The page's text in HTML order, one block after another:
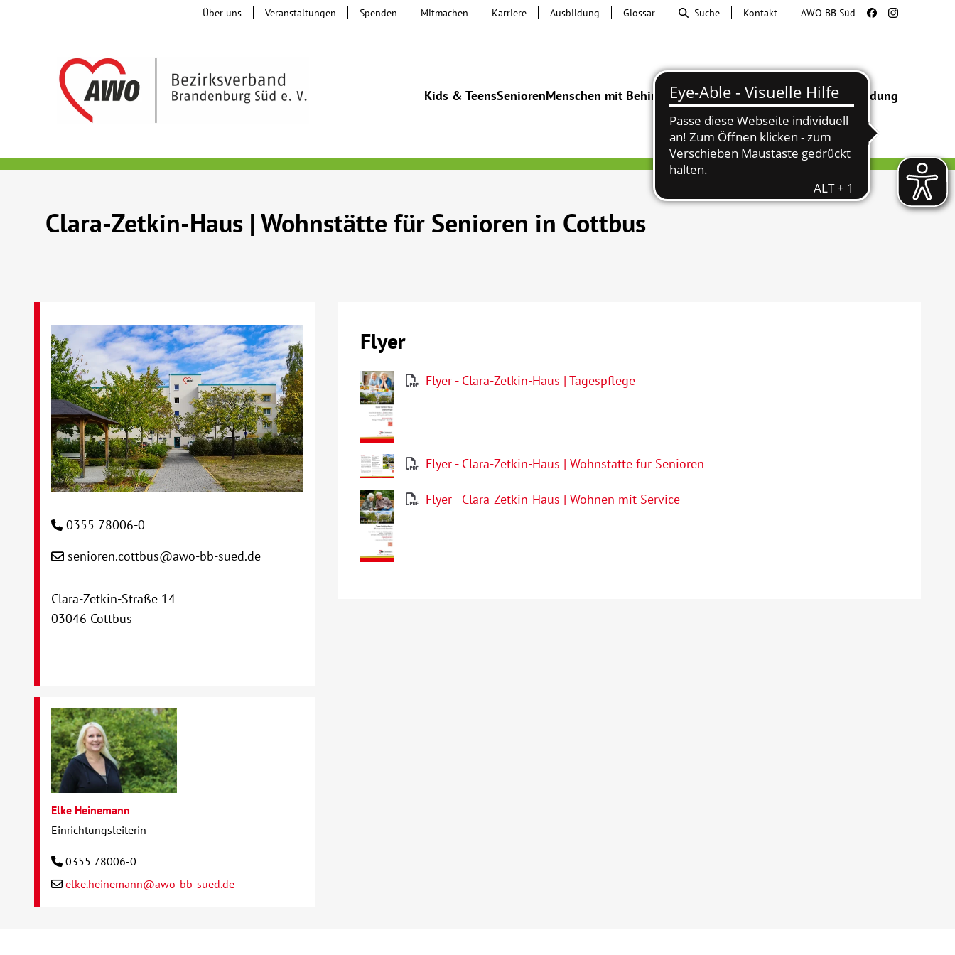
Kids & TeensSeniorenMenschen mit BehinderungBeratung & HilfeBegegnung Bildung
Über uns Veranstaltungen Spenden Mitmachen Karriere Ausbildung Glossar Suche Kontakt AWO BB Süd
Clara-Zetkin-Haus | Wohnstätte für Senioren in Cottbus
Flyer
Flyer - Clara-Zetkin-Haus | Tagespflege
Flyer - Clara-Zetkin-Haus | Wohnstätte für Senioren
Flyer - Clara-Zetkin-Haus | Wohnen mit Service
0355 78006-0
senioren.cottbus@awo-bb-sued.de
Clara-Zetkin-Straße 14
03046 Cottbus
Elke Heinemann
Einrichtungsleiterin
0355 78006-0
elke.heinemann@awo-bb-sued.de